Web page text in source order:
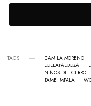
TAGS CAMILA MORENO
LOLLAPALOOZA
NIÑOS DEL CERRO
TAME IMPALA